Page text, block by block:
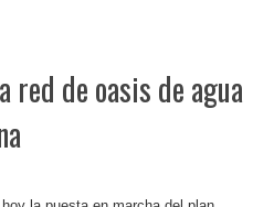
red de oasis de agua